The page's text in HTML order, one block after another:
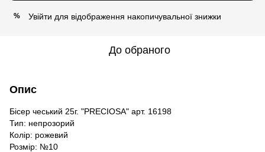
% Увійти для відображення накопичувальної знижки
До обраного
Опис
Бісер чеський 25г. "PRECIOSA" арт. 16198
Тип: непрозорий
Колір: рожевий
Розмір: №10